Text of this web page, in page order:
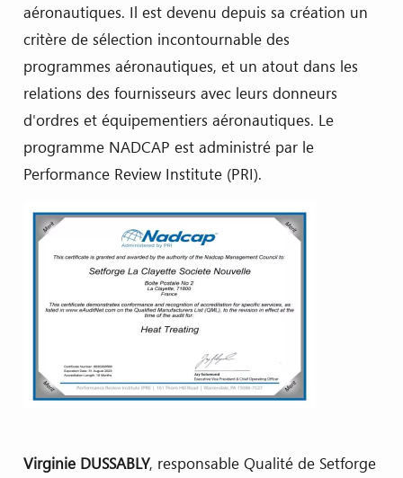
aéronautiques. Il est devenu depuis sa création un
critère de sélection incontournable des
programmes aéronautiques, et un atout dans les
relations des fournisseurs avec leurs donneurs
d'ordres et équipementiers aéronautiques. Le
programme NADCAP est administré par le
Performance Review Institute (PRI).
Virginie DUSSABLY, responsable Qualité de Setforge